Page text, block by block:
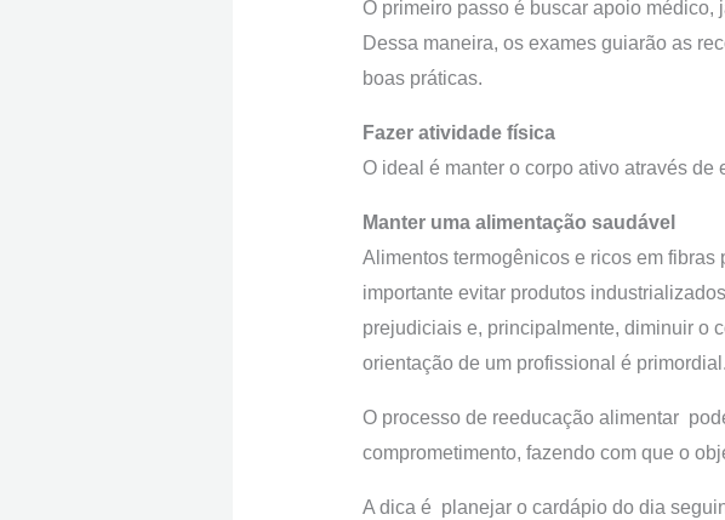
O primeiro passo é buscar apoio
Dessa maneira, os exames guiarão as
boas práticas.
Fazer atividade física
O ideal é manter o corpo ativo através
Manter uma alimentação saudável
Alimentos termogênicos e ricos em
importante evitar produtos
prejudiciais e, principalmente, diminuir o
orientação de um profissional é primordial.
O processo de reeducação alimentar
comprometimento, fazendo com que o
A dica é planejar o cardápio do dia